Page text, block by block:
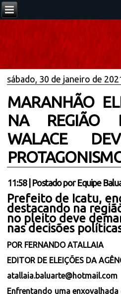
sábado, 30 de janeiro de
MARANHÃO
NA REGIÃO
WALACE
11:58| Postado por Equipe
Prefeito de Icatu,
destacando na
no pleito deve
nas decisões
POR FERNANDO ATALLAIA
EDITOR DE ELEIÇÕES DA
atallaia.baluarte@hotmail.com
Enfrentando uma